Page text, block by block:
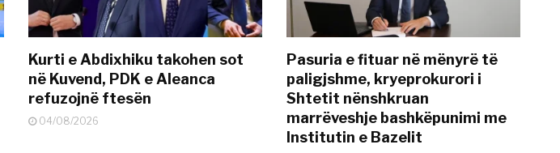
Kurti e Abdixhiku takohen sot
në Kuvend, PDK e Aleanca
refuzojnë ftesën
04/08/2026
Pasuria e fituar në mënyrë të
paligjshme, kryeprokurori i
Shtetit nënshkruan
marrëveshje bashkëpunimi me
Institutin e Bazelit